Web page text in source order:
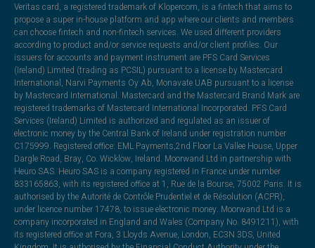
Veritas card, a registered trademark of Klopercom, is a fintech that aims to
propose a super in-house platform and app where our clients and members
can choose fintech and non-fintech services. We used different providers
according to product and/or service requests and/or client profiles. Our
issuers for accounts and payment instrument are PFS Card Services
(Ireland) Limited (trading as PCSIL) pursuant to a license by Mastercard
International, Narvi Payments Oy Ab, Monavate UAB pursuant to a license
by Mastercard International. Mastercard and the Mastercard Brand Mark are
registered trademarks of Mastercard International Incorporated. PFS Card
Services (Ireland) Limited is authorized and regulated as an issuer of
electronic money by the Central Bank of Ireland under registration number
C175999. Registered office: EML Payments,2nd Floor La Vallee House, Upper
Dargle Road, Bray, Co. Wicklow, Ireland. Moorwand Ltd in partnership with
Heuro SAS. Heuro SAS is a company registered in France under number
833165863, with its registered office at 1, Rue de la Bourse, 75002 Paris. It is
authorised by the Autorité de Contrôle Prudentiel et de Résolution (ACPR),
under licence number 17478, to issue electronic money. Moorwand Ltd is a
company incorporated in England and Wales (Company No. 8491211), with
its registered office at Fora, 3 Lloyds Avenue, London, EC3N 3DS, United